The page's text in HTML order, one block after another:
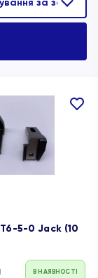
В
5-0 Jack (10
В НАЯВНОСТІ